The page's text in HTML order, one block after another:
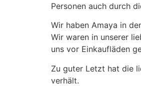
Personen auch durch
Wir haben Amaya in
Wir waren in unserer
uns vor Einkaufläden
Zu guter Letzt hat die
verhält.